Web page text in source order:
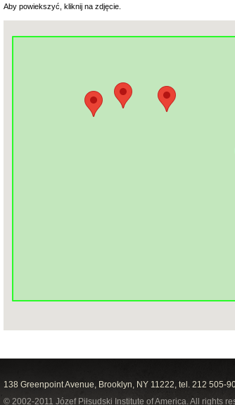
Aby powiekszyć, kliknij na zdjęcie.
138 Greenpoint Avenue, Brooklyn, NY 11222, tel. 212 505-
© 2002-2011 Józef Piłsudski Institute of America. All rights